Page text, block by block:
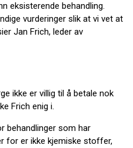
eksisterende behandling.
vurderinger slik at vi vet at
Jan Frich, leder av
ikke er villig til å betale nok
Frich enig i.
behandlinger som har
for er ikke kjemiske stoffer,